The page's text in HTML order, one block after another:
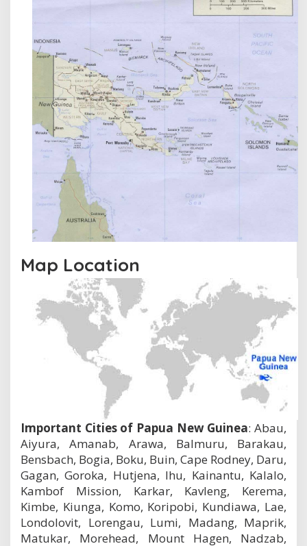
Map Location
Important Cities of Papua New Guinea: Abau,
Aiyura, Amanab, Arawa, Balmuru, Barakau,
Bensbach, Bogia, Boku, Buin, Cape Rodney, Daru,
Gagan, Goroka, Hutjena, Ihu, Kainantu, Kalalo,
Kambof Mission, Karkar, Kavleng, Kerema,
Kimbe, Kiunga, Komo, Koripobi, Kundiawa, Lae,
Londolovit, Lorengau, Lumi, Madang, Maprik,
Matukar, Morehead, Mount Hagen, Nadzab,